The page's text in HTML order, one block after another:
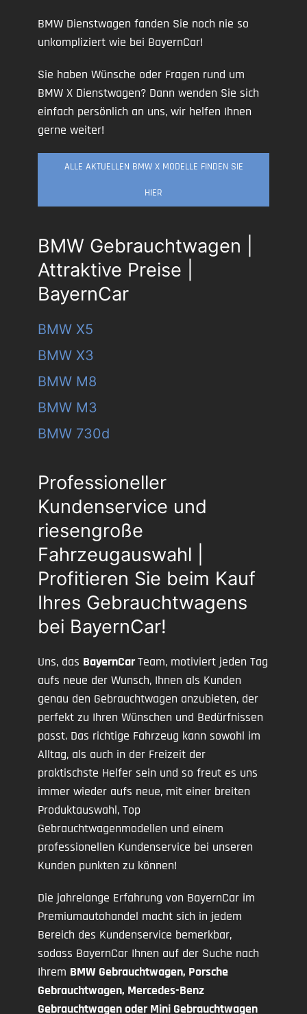
BMW Dienstwagen fanden Sie noch nie so
unkompliziert wie bei BayernCar!
Sie haben Wünsche oder Fragen rund um
BMW X Dienstwagen? Dann wenden Sie sich
einfach persönlich an uns, wir helfen Ihnen
gerne weiter!
ALLE AKTUELLEN BMW X MODELLE FINDEN SIE
HIER
BMW Gebrauchtwagen |
Attraktive Preise |
BayernCar
BMW X5
BMW X3
BMW M8
BMW M3
BMW 730d
Professioneller
Kundenservice und
riesengroße
Fahrzeugauswahl |
Profitieren Sie beim Kauf
Ihres Gebrauchtwagens
bei BayernCar!
Uns, das BayernCarTeam, motiviert jeden Tag
aufs neue der Wunsch, Ihnen als Kunden
genau den Gebrauchtwagen anzubieten, der
perfekt zu Ihren Wünschen und Bedürfnissen
passt. Das richtige Fahrzeug kann sowohl im
Alltag, als auch in der Freizeit der
praktischste Helfer sein und so freut es uns
immer wieder aufs neue, mit einer breiten
Produktauswahl, Top
Gebrauchtwagenmodellen und einem
professionellen Kundenservice bei unseren
Kunden punkten zu können!
Die jahrelange Erfahrung von BayernCar im
Premiumautohandel macht sich in jedem
Bereich des Kundenservice bemerkbar,
sodass BayernCar Ihnen auf der Suche nach
Ihrem BMW Gebrauchtwagen, Porsche
Gebrauchtwagen, Mercedes-Benz
Gebrauchtwagen oder Mini Gebrauchtwagen